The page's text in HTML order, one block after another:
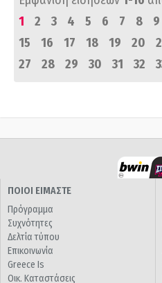
1
2 3 4 5 6 7 8 9
15
16 17 18 19 20
27
28 29 30 31 32
ΠΟΙΟΙ ΕΙΜΑΣΤΕ
Πρόγραμμα
Συχνότητες
Δελτία τύπου
Επικοινωνία
Greece Is
Οικ. Καταστάσεις